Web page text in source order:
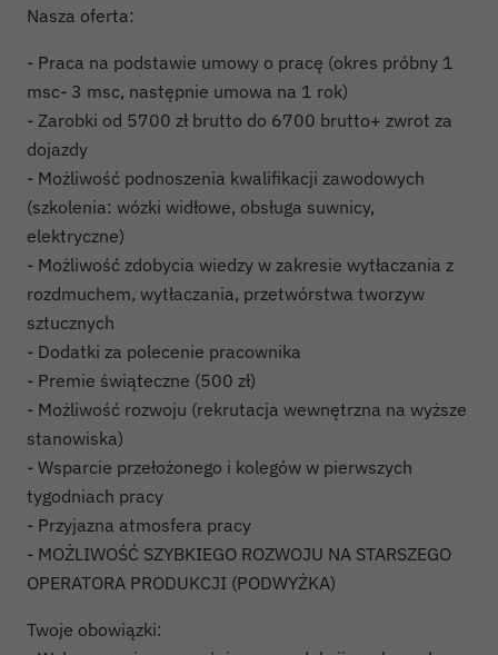
Nasza oferta:
- Praca na podstawie umowy o pracę (okres próbny 1
msc- 3 msc, następnie umowa na 1 rok)
- Zarobki od 5700 zł brutto do 6700 brutto+ zwrot za
dojazdy
- Możliwość podnoszenia kwalifikacji zawodowych
(szkolenia: wózki widłowe, obsługa suwnicy,
elektryczne)
- Możliwość zdobycia wiedzy w zakresie wytłaczania z
rozdmuchem, wytłaczania, przetwórstwa tworzyw
sztucznych
- Dodatki za polecenie pracownika
- Premie świąteczne (500 zł)
- Możliwość rozwoju (rekrutacja wewnętrzna na wyższe
stanowiska)
- Wsparcie przełożonego i kolegów w pierwszych
tygodniach pracy
- Przyjazna atmosfera pracy
- MOŻLIWOŚĆ SZYBKIEGO ROZWOJU NA STARSZEGO
OPERATORA PRODUKCJI (PODWYŻKA)
Twoje obowiązki: